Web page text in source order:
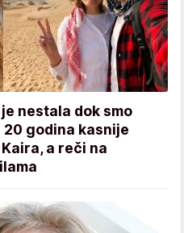
nestala dok smo
godina kasnije
a reči na